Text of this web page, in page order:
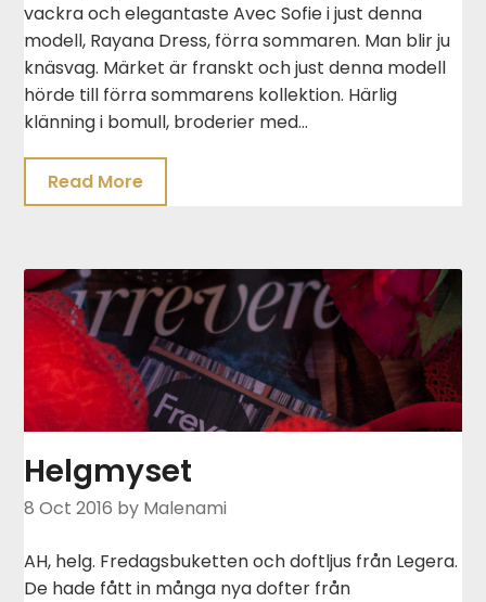
vackra och elegantaste Avec Sofie i just denna
modell, Rayana Dress, förra sommaren. Man blir ju
knäsvag. Märket är franskt och just denna modell
hörde till förra sommarens kollektion. Härlig
klänning i bomull, broderier med…
Read More
Helgmyset
8 Oct 2016 by Malenami
AH, helg. Fredagsbuketten och doftljus från Legera.
De hade fått in många nya dofter från